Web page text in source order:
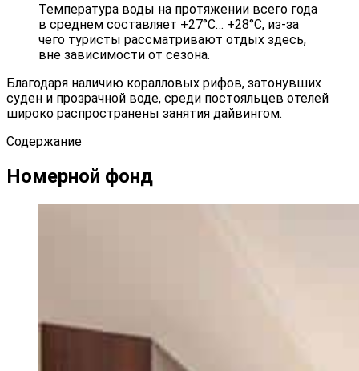
Температура воды на протяжении всего года
в среднем составляет +27°С… +28°С, из-за
чего туристы рассматривают отдых здесь,
вне зависимости от сезона.
Благодаря наличию коралловых рифов, затонувших
суден и прозрачной воде, среди постояльцев отелей
широко распространены занятия дайвингом.
Содержание
Номерной фонд